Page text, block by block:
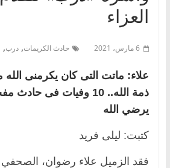
العزاء
6 مارس، 2021 حادث الكريمات, درب,
علاء: ماتت التى كان يكرمنى
ذمة الله.. 10 وفيات فى
يرضي الله
كتبت: ليلى فريد